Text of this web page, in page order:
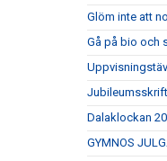
Glöm inte att
Gå på bio och
Dalaklockan
GYMNOS